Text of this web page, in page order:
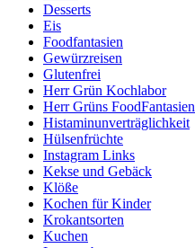
Desserts
Eis
Foodfantasien
Gewürzreisen
Glutenfrei
Herr Grün Kochlabor
Herr Grüns FoodFantasien
Histaminunverträglichkeit
Hülsenfrüchte
Instagram Links
Kekse und Gebäck
Klöße
Kochen für Kinder
Krokantsorten
Kuchen